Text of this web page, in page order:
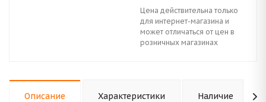
Цена действительна только
для интернет-магазина и
может отличаться от цен в
розничных магазинах
Описание Характеристики Наличие